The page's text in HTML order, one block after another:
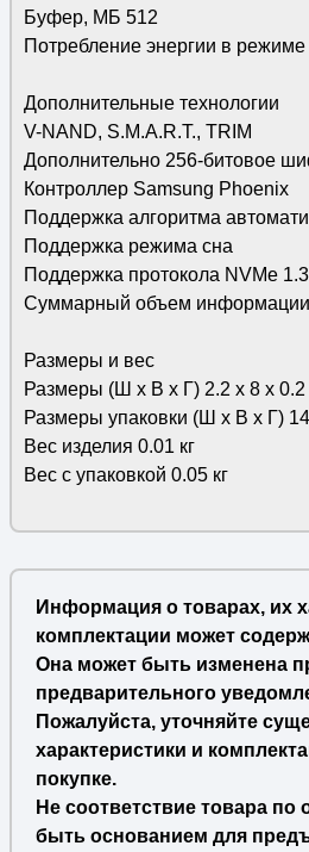
Буфер, МБ 512
Потребление энергии в
Дополнительные технологии
V-NAND, S.M.A.R.T., TRIM
Дополнительно 256-битовое
Контроллер Samsung Phoenix
Поддержка алгоритма
Поддержка режима сна
Поддержка протокола NVMe 1.3
Суммарный объем информации
Размеры и вес
Размеры (Ш х В х Г) 2.2 х 8 х 0.2
Размеры упаковки (Ш х В х Г)
Вес изделия 0.01 кг
Вес с упаковкой 0.05 кг
Информация о товарах, их
комплектации может
Она может быть изменена
предварительного
Пожалуйста, уточняйте
характеристики и
покупке.
Не соответствие товара
быть основанием для